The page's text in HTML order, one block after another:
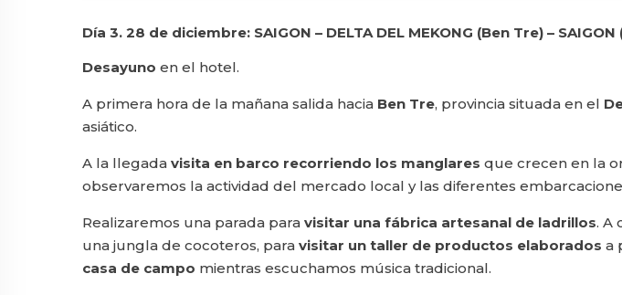
Día 3. 28 de diciembre: SAIGON – DELTA DEL MEKONG (Ben Tre) – SAIGON
Desayuno en el hotel.
A primera hora de la mañana salida hacia Ben Tre, provincia situada en el
asiático.
A la llegada visita en barco recorriendo los manglares que crecen en la
observaremos la actividad del mercado local y las diferentes
Realizaremos una parada para visitar una fábrica artesanal de ladrillos. A
una jungla de cocoteros, para visitar un taller de productos elaborados a
casa de campo mientras escuchamos música tradicional.